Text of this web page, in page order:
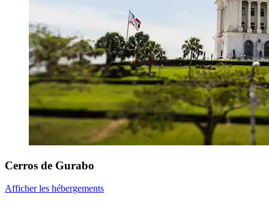
Cerros de Gurabo
Afficher les hébergements